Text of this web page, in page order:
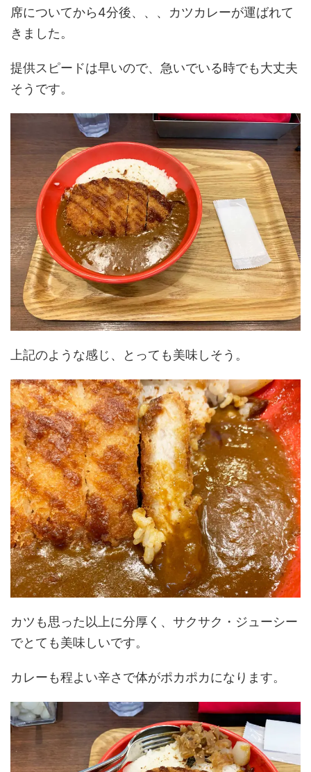
席についてから4分後、、、カツカレーが運ばれて
きました。
提供スピードは早いので、急いでいる時でも大丈夫
そうです。
上記のような感じ、とっても美味しそう。
カツも思った以上に分厚く、サクサク・ジューシー
でとても美味しいです。
カレーも程よい辛さで体がポカポカになります。